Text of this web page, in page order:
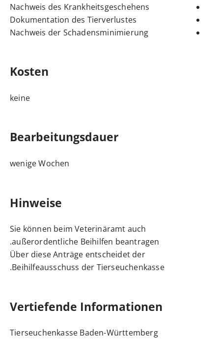
Nachweis des Krankheitsgeschehens
Dokumentation des Tierverlustes
Nachweis der Schadensminimierung
Kosten
keine
Bearbeitungsdauer
wenige Wochen
Hinweise
Sie können beim Veterinäramt auch
außerordentliche Beihilfen beantragen.
Über diese Anträge entscheidet der
Beihilfeausschuss der Tierseuchenkasse.
Vertiefende Informationen
Tierseuchenkasse Baden-Württemberg